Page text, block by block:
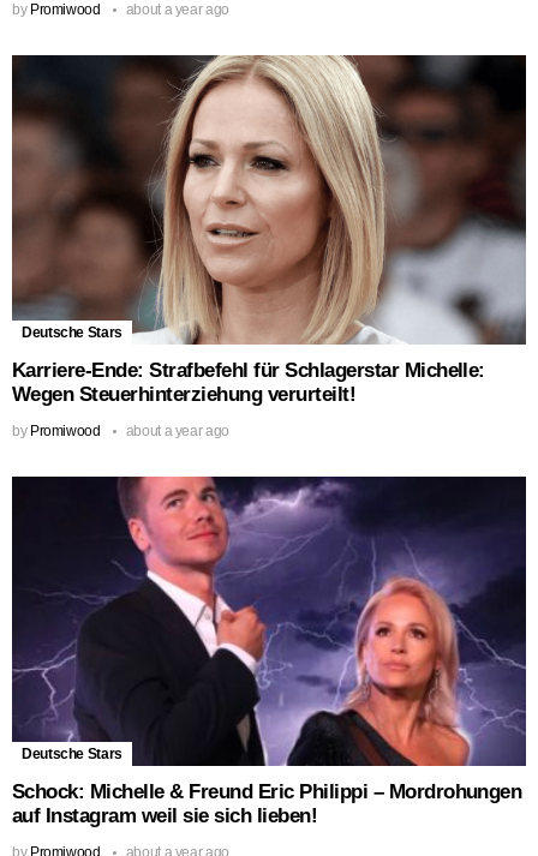
by Promiwood about a year ago
Deutsche Stars
Karriere-Ende: Strafbefehl für Schlagerstar Michelle:
Wegen Steuerhinterziehung verurteilt!
by Promiwood about a year ago
Deutsche Stars
Schock: Michelle & Freund Eric Philippi – Mordrohungen
auf Instagram weil sie sich lieben!
by Promiwood about a year ago